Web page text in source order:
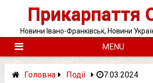
Прикарпаття
Новини Івано-Франківськ, Новини
MENU
Головна Події 7.03.2024